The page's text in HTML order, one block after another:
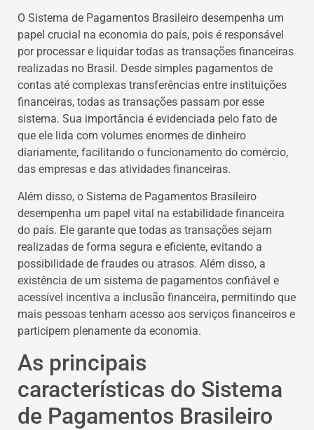
O Sistema de Pagamentos Brasileiro desempenha um
papel crucial na economia do país, pois é responsável
por processar e liquidar todas as transações financeiras
realizadas no Brasil. Desde simples pagamentos de
contas até complexas transferências entre instituições
financeiras, todas as transações passam por esse
sistema. Sua importância é evidenciada pelo fato de
que ele lida com volumes enormes de dinheiro
diariamente, facilitando o funcionamento do comércio,
das empresas e das atividades financeiras.
Além disso, o Sistema de Pagamentos Brasileiro
desempenha um papel vital na estabilidade financeira
do país. Ele garante que todas as transações sejam
realizadas de forma segura e eficiente, evitando a
possibilidade de fraudes ou atrasos. Além disso, a
existência de um sistema de pagamentos confiável e
acessível incentiva a inclusão financeira, permitindo que
mais pessoas tenham acesso aos serviços financeiros e
participem plenamente da economia.
As principais
características do Sistema
de Pagamentos Brasileiro